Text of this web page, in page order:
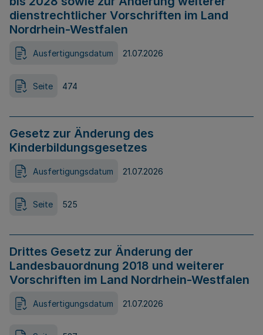
dienstrechtlicher Vorschriften im Land
Nordrhein-Westfalen
Ausfertigungsdatum 21.07.2026
Seite 474
Gesetz zur Änderung des
Kinderbildungsgesetzes
Ausfertigungsdatum 21.07.2026
Seite 525
Drittes Gesetz zur Änderung der
Landesbauordnung 2018 und weiterer
Vorschriften im Land Nordrhein-Westfalen
Ausfertigungsdatum 21.07.2026